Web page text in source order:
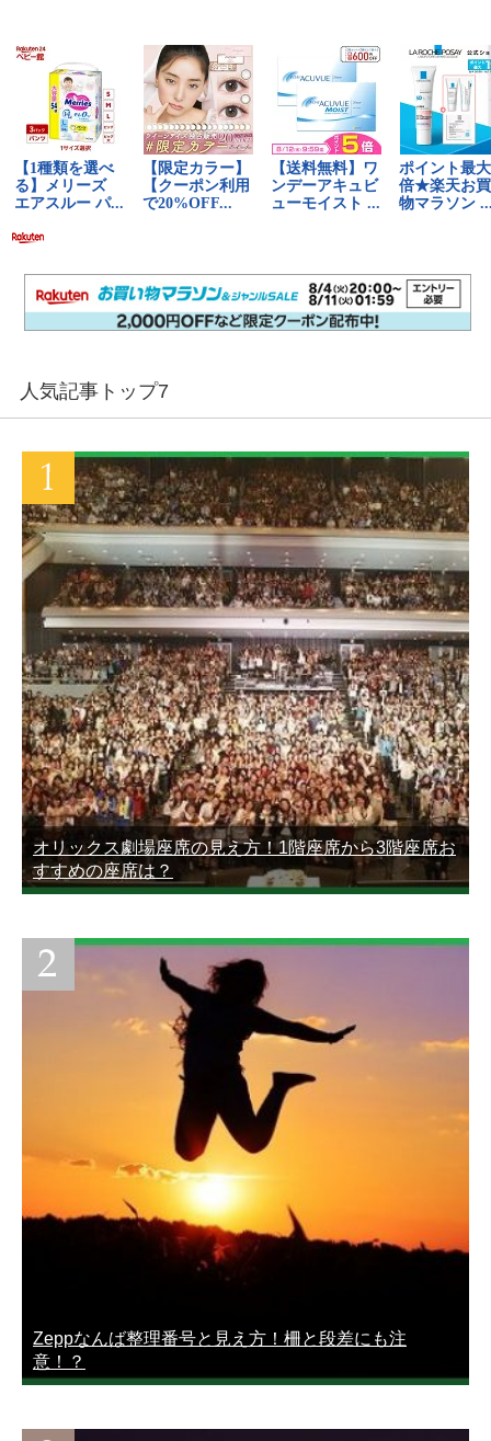
人気記事トップ7
オリックス劇場座席の見え方！1階座席から3階座席お
すすめの座席は？
Zeppなんば整理番号と見え方！柵と段差にも注
意！？